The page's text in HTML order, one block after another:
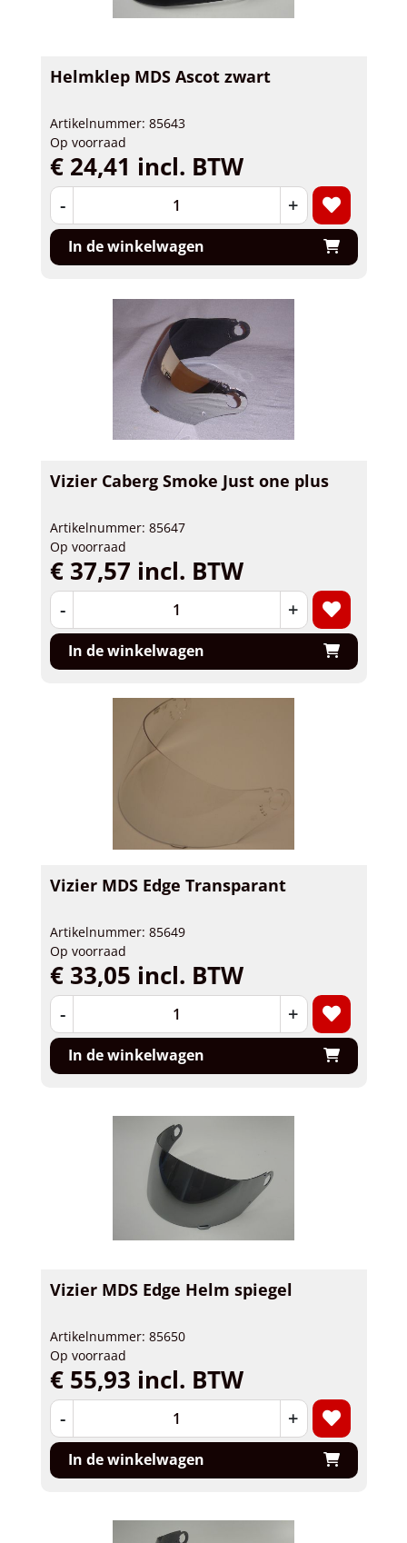
Helmklep MDS Ascot zwart
Artikelnummer: 85643
Op voorraad
€ 24,41 incl. BTW
- +
In de winkelwagen
Vizier Caberg Smoke Just one plus
Artikelnummer: 85647
Op voorraad
€ 37,57 incl. BTW
- +
In de winkelwagen
Vizier MDS Edge Transparant
Artikelnummer: 85649
Op voorraad
€ 33,05 incl. BTW
- +
In de winkelwagen
Vizier MDS Edge Helm spiegel
Artikelnummer: 85650
Op voorraad
€ 55,93 incl. BTW
- +
In de winkelwagen